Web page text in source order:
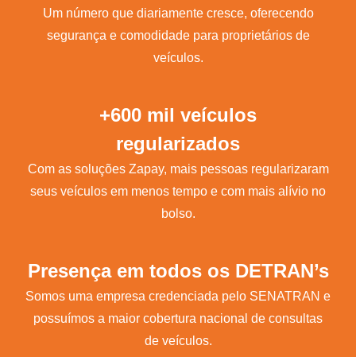
Um número que diariamente cresce, oferecendo
segurança e comodidade para proprietários de
veículos.
+600 mil veículos
regularizados
Com as soluções Zapay, mais pessoas regularizaram
seus veículos em menos tempo e com mais alívio no
bolso.
Presença em todos os DETRAN’s
Somos uma empresa credenciada pelo SENATRAN e
possuímos a maior cobertura nacional de consultas
de veículos.